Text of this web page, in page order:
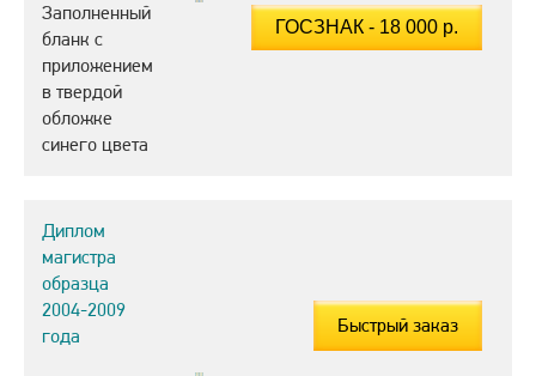
Заполненный
бланк с
приложением
в твердой
обложке
синего цвета
Диплом
магистра
образца
2004-2009
года
Быстрый заказ